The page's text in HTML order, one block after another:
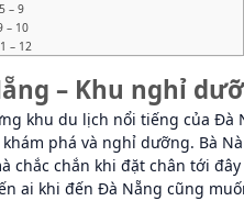
– 9
– 10
– 12
– Khu nghỉ
khu du lịch nổi tiếng của
phá và nghỉ dưỡng. Bà
chắc chắn khi đặt chân tới
ai khi đến Đà Nẵng cũng